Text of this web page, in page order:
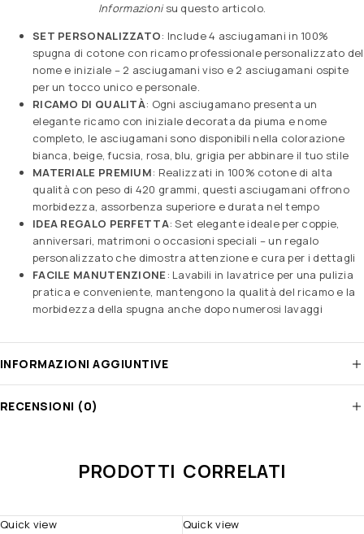
Informazionisu questo articolo.
SET PERSONALIZZATO: Include 4 asciugamani in 100%
spugna di cotone con ricamo professionale personalizzato del
nome e iniziale – 2 asciugamani viso e 2 asciugamani ospite
per un tocco unico e personale.
RICAMO DI QUALITÀ: Ogni asciugamano presenta un
elegante ricamo con iniziale decorata da piuma e nome
completo, le asciugamani sono disponibili nella colorazione
bianca, beige, fucsia, rosa, blu, grigia per abbinare il tuo stile
MATERIALE PREMIUM: Realizzati in 100% cotone di alta
qualità con peso di 420 grammi, questi asciugamani offrono
morbidezza, assorbenza superiore e durata nel tempo
IDEA REGALO PERFETTA: Set elegante ideale per coppie,
anniversari, matrimoni o occasioni speciali – un regalo
personalizzato che dimostra attenzione e cura per i dettagli
FACILE MANUTENZIONE: Lavabili in lavatrice per una pulizia
pratica e conveniente, mantengono la qualità del ricamo e la
morbidezza della spugna anche dopo numerosi lavaggi
INFORMAZIONI AGGIUNTIVE
RECENSIONI (0)
PRODOTTI CORRELATI
Quick view Quick view